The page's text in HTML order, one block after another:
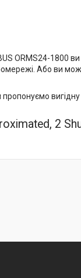
ORMS24-1800
Або ви
2